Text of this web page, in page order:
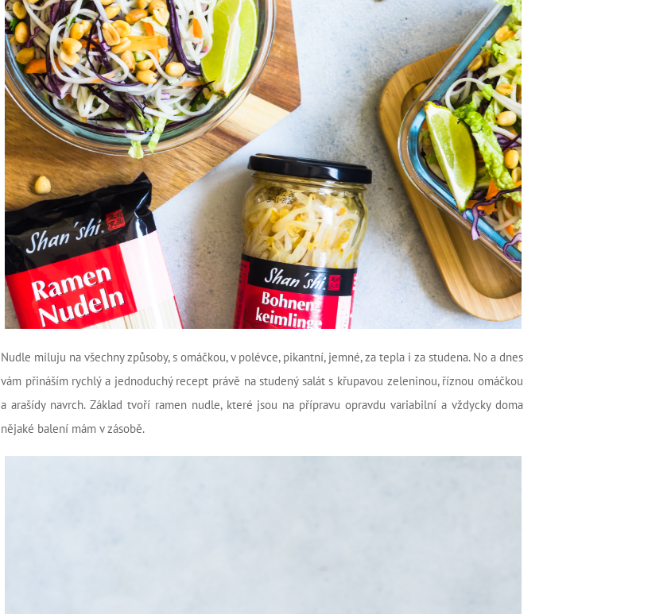
Nudle miluju na všechny způsoby, s omáčkou, v polévce, pikantní, jemné, za tepla i za studena. No a dnes
vám přináším rychlý a jednoduchý recept právě na studený salát s křupavou zeleninou, říznou omáčkou
a arašídy navrch. Základ tvoří ramen nudle, které jsou na přípravu opravdu variabilní a vždycky doma
nějaké balení mám v zásobě.